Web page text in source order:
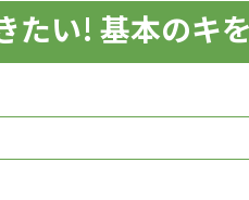
たい! 基本のキ